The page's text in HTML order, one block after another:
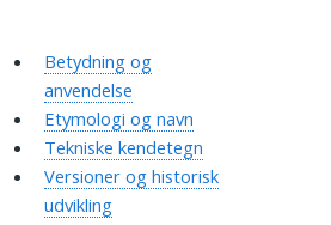
Betydning og
anvendelse
Etymologi og navn
Tekniske kendetegn
Versioner og historisk
udvikling